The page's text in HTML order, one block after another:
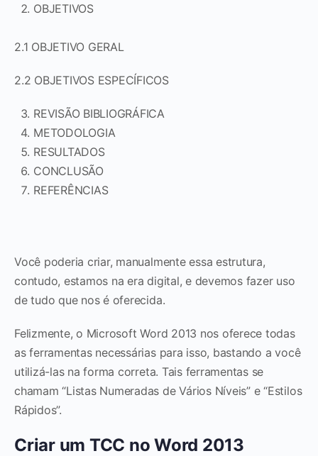
OBJETIVOS
2.1 OBJETIVO GERAL
2.2 OBJETIVOS ESPECÍFICOS
REVISÃO BIBLIOGRÁFICA
METODOLOGIA
RESULTADOS
CONCLUSÃO
REFERÊNCIAS
Você poderia criar, manualmente essa estrutura,
contudo, estamos na era digital, e devemos fazer uso
de tudo que nos é oferecida.
Felizmente, o Microsoft Word 2013 nos oferece todas
as ferramentas necessárias para isso, bastando a você
utilizá-las na forma correta. Tais ferramentas se
chamam “Listas Numeradas de Vários Níveis” e “Estilos
Rápidos”.
Criar um TCC no Word 2013